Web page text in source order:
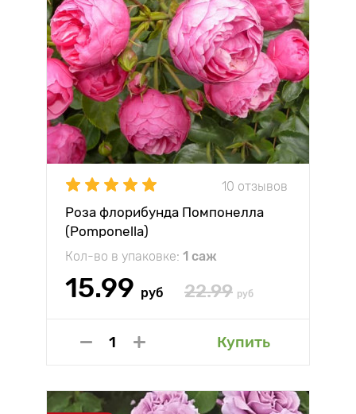
10 отзывов
Роза флорибунда Помпонелла
(Pomponella)
Кол-во в упаковке: 1 саж
15.99 руб 22.99 руб
Купить